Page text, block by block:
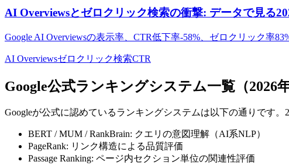
AI Overviewsとゼロクリック検索の衝撃: データで見る
Google AI Overviewsの表示率、CTR低下率-58%、ゼロクリック率
AI Overviewsゼロクリック検索CTR
Google公式ランキングシステム一覧（2026年
Googleが公式に認めているランキングシステムは以下の通りです。
BERT / MUM / RankBrain: クエリの意図理解（AI系NLP）
PageRank: リンク構造による品質評価
Passage Ranking: ページ内セクション単位の関連性評価